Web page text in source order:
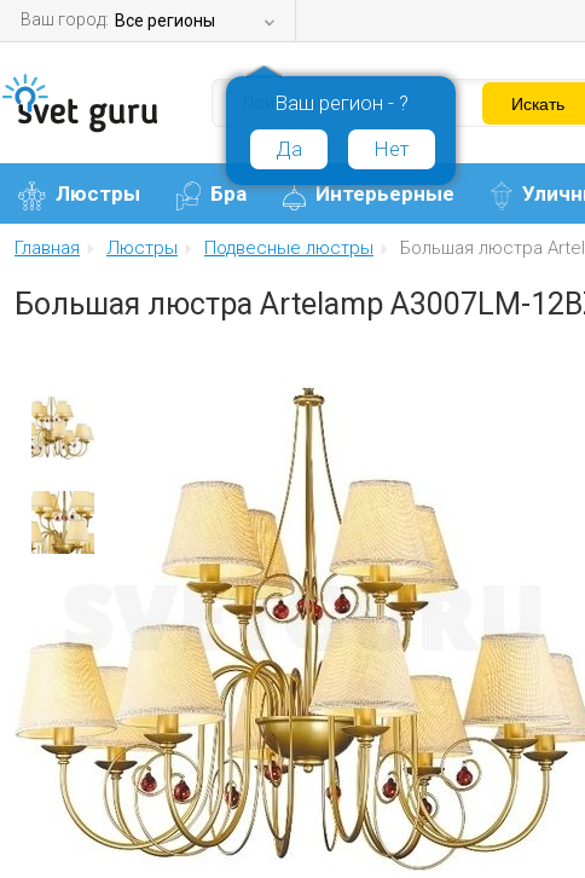
Ваш город: Все регионы
Ваш регион - ?
Да
Нет
Люстры Бра Интерьерные
Главная Люстры Подвесные люстры Большая люстра
Большая люстра Artelamp A3007LM-